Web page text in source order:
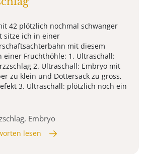
42 plötzlich nochmal schwanger
sitze ich in einer
mit diesem
einer Fruchthöhle: 1. Ultraschall:
2. Ultraschall: Embryo mit
zu klein und Dottersack zu gross,
3. Ultraschall: plötzlich noch ein
Embryo
lesen